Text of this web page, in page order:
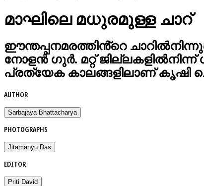
മാഘിലെ മധുരമുള്ള ചാറ്
ഈന്തപ്പനമരത്തിൻ്റെ
നോളൻ ഗുർ. മറ്റ് ജില്ലകളിൽനിന്ന്
പ്രത്യേക കാലങ്ങളിലാണ് കൃഷി
AUTHOR
Sarbajaya Bhattacharya
PHOTOGRAPHS
Jitamanyu Das
EDITOR
Priti David